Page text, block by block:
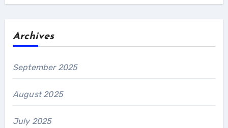
Archives
September 2025
August 2025
July 2025